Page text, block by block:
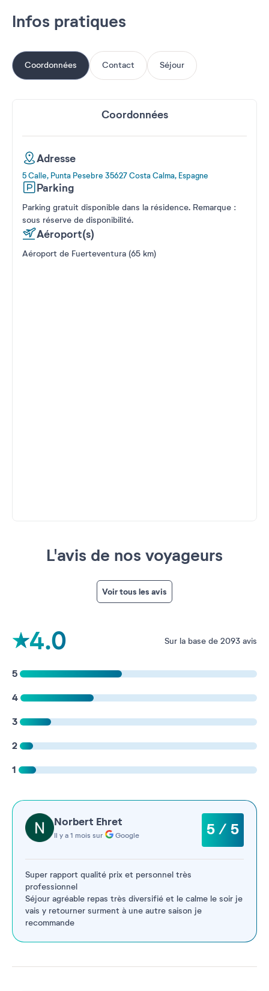
Infos pratiques
Coordonnées Contact Séjour
Coordonnées
Adresse
5 Calle, Punta Pesebre 35627 Costa Calma, Espagne
Parking
Parking gratuit disponible dans la résidence. Remarque :
sous réserve de disponibilité.
Aéroport(s)
Aéroport de Fuerteventura (65 km)
L'avis de nos voyageurs
4.0 Sur la base de 2093 avis
5
4
3
2
1
Norbert Ehret
Il y a 1 mois sur Google 5 / 5
Super rapport qualité prix et personnel très
professionnel
Séjour agréable repas très diversifié et le calme le soir je
vais y retourner surment à une autre saison je
recommande
Voir tous les avis